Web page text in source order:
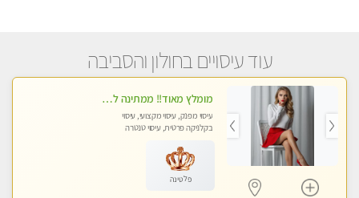
עוד עיסויים בחולון והסביבה
מומלץ מאוד!! ממתינה לך שתגיע מעסה פרטית בוא ותבין מזה עיסוי מפנק … ❤️
עיסוי מפנק, עיסוי מקצועי, עיסוי
בקלניקה פרטית, עיסוי טנטרה
פלטינה